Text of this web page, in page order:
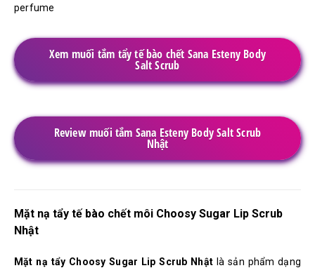
perfume
Xem muối tắm tẩy tế bào chết Sana Esteny Body
Salt Scrub
Review muối tắm Sana Esteny Body Salt Scrub
Nhật
Mặt nạ tẩy tế bào chết môi Choosy Sugar Lip Scrub
Nhật
Mặt nạ tẩy Choosy Sugar Lip Scrub Nhật là sản phẩm dạng